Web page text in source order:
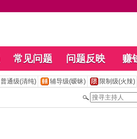
常见问题 问题反映 赚
普通级(清纯) 辅导级(暧昧) 限制级(火辣)